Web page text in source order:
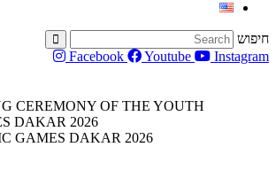
חיפוש
Facebook
Youtube Instagram